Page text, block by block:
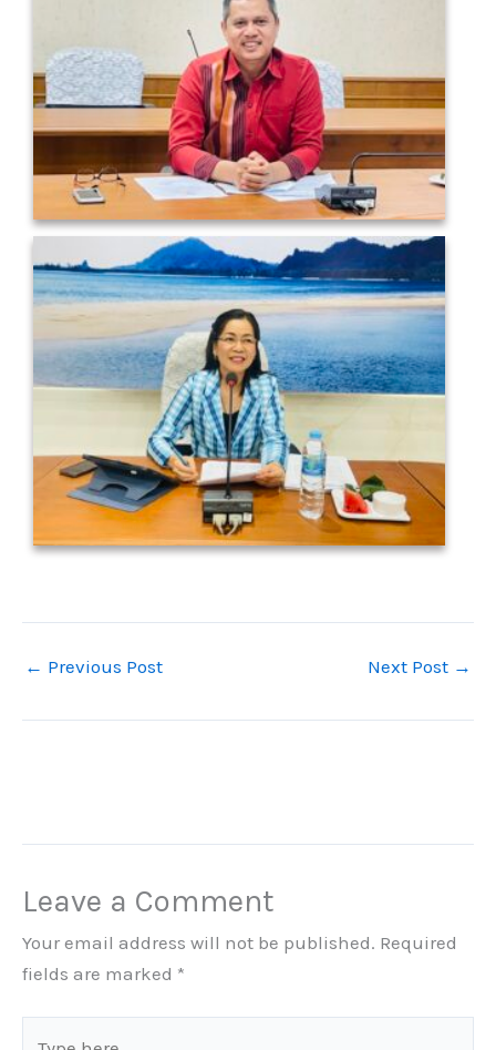
← Previous Post Next Post →
Leave a Comment
Your email address will not be published. Required
fields are marked *